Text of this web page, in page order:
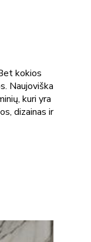
kokios
Naujoviška
kuri yra
dizainas ir